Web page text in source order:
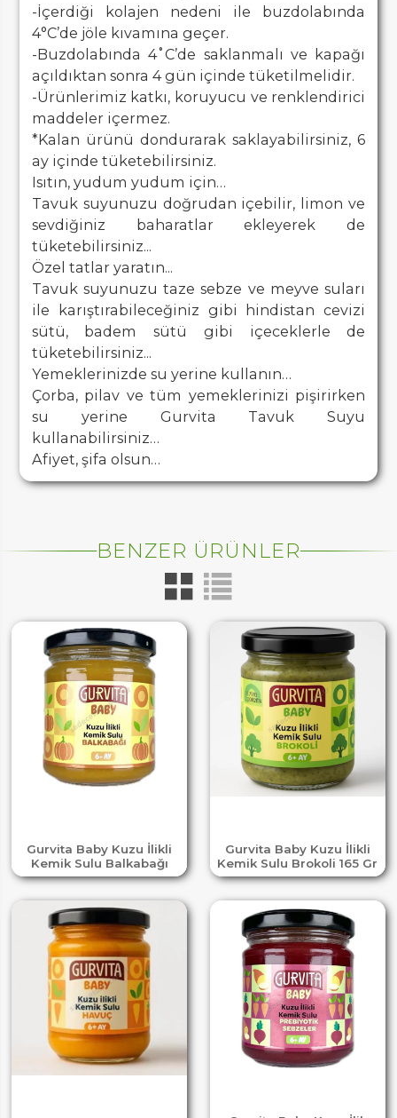
-İçerdiği kolajen nedeni ile buzdolabında
4°C’de jöle kıvamına geçer.
-Buzdolabında 4˚C’de saklanmalı ve kapağı
açıldıktan sonra 4 gün içinde tüketilmelidir.
-Ürünlerimiz katkı, koruyucu ve renklendirici
maddeler içermez.
*Kalan ürünü dondurarak saklayabilirsiniz, 6
ay içinde tüketebilirsiniz.
Isıtın, yudum yudum için…
Tavuk suyunuzu doğrudan içebilir, limon ve
sevdiğiniz baharatlar ekleyerek de
tüketebilirsiniz...
Özel tatlar yaratın...
Tavuk suyunuzu taze sebze ve meyve suları
ile karıştırabileceğiniz gibi hindistan cevizi
sütü, badem sütü gibi içeceklerle de
tüketebilirsiniz...
Yemeklerinizde su yerine kullanın…
Çorba, pilav ve tüm yemeklerinizi pişirirken
su yerine Gurvita Tavuk Suyu
kullanabilirsiniz…
Afiyet, şifa olsun…
BENZER ÜRÜNLER
Gurvita Baby Kuzu İlikli
Kemik Sulu Balkabağı
Gurvita Baby Kuzu İlikli
Kemik Sulu Brokoli 165 Gr